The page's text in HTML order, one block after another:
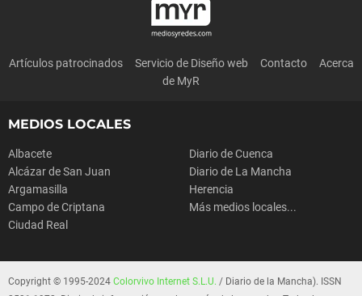
Artículos patrocinados Servicio de Diseño web Contacto
Acerca
de MyR
MEDIOS LOCALES
Albacete
Alcázar de San Juan
Argamasilla
Campo de Criptana
Ciudad Real
Diario de Cuenca
Diario de La Mancha
Herencia
Más medios locales...
Copyright © 1995-2024 Colorvivo Internet S.L.U. / Diario de la Mancha). ISSN